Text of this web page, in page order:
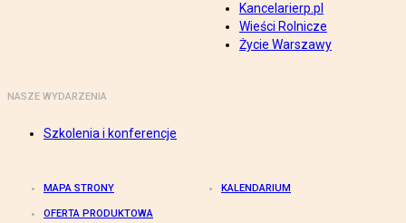
Kancelarierp.pl
Wieści Rolnicze
Życie Warszawy
NASZE WYDARZENIA
Szkolenia i konferencje
MAPA STRONY KALENDARIUM
OFERTA PRODUKTOWA